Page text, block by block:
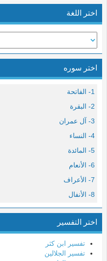
اختر اللغة
اختر سوره
1- الفاتحة
2- البقرة
3- آل عمران
4- النساء
5- المائدة
6- الأنعام
7- الأعراف
8- الأنفال
9- التوبة
10- يونس
12- يوسف
اختر التفسير
تفسير ابن كثر
تفسير الجلالين